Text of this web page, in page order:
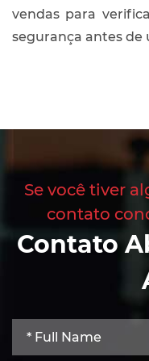
vendas para
segurança antes de
Se você tiver
contato
Contato